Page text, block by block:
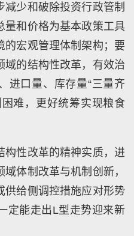
少和破除投资行政管制
量和价格为基本政策工具
的宏观管理体制架构；要
域的结构性改革，有效治
进口量、库存量“三量齐
难，更好统筹实现粮食
构性改革的精神实质，进
体制改革与机制创新，
供给侧调控措施应对形势
定能走出L型走势迎来新